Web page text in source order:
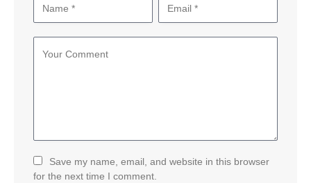
Save my name, email, and website in this browser
for the next time I comment.